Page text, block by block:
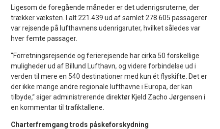
Ligesom de foregående måneder er det udenrigsruterne, der
trækker væksten. I alt 221.439 ud af samlet 278.605 passagerer
var rejsende på lufthavnens udenrigsruter, hvilket således var
hver femte passager.
“Forretningsrejsende og ferierejsende har cirka 50 forskellige
muligheder ud af Billund Lufthavn, og videre forbindelse ud i
verden til mere en 540 destinationer med kun ét flyskifte. Det er
der ikke mange andre regionale lufthavne i Europa, der kan
tilbyde,” siger administrerende direktør Kjeld Zacho Jørgensen i
en kommentar til trafiktallene.
Charterfremgang trods påskeforskydning